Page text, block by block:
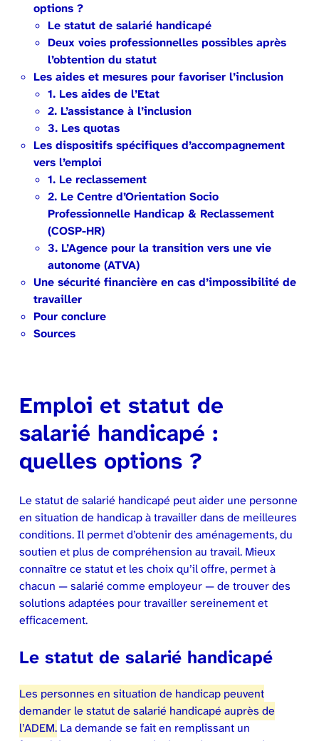
options ?
Le statut de salarié handicapé
Deux voies professionnelles possibles après
l’obtention du statut
Les aides et mesures pour favoriser l’inclusion
1. Les aides de l’Etat
2. L’assistance à l’inclusion
3. Les quotas
Les dispositifs spécifiques d’accompagnement
vers l’emploi
1. Le reclassement
2. Le Centre d’Orientation Socio
Professionnelle Handicap & Reclassement
(COSP-HR)
3. L’Agence pour la transition vers une vie
autonome (ATVA)
Une sécurité financière en cas d’impossibilité de
travailler
Pour conclure
Sources
Emploi et statut de
salarié handicapé :
quelles options ?
Le statut de salarié handicapé peut aider une personne
en situation de handicap à travailler dans de meilleures
conditions. Il permet d’obtenir des aménagements, du
soutien et plus de compréhension au travail. Mieux
connaître ce statut et les choix qu’il offre, permet à
chacun — salarié comme employeur — de trouver des
solutions adaptées pour travailler sereinement et
efficacement.
Le statut de salarié handicapé
Les personnes en situation de handicap peuvent
demander le statut de salarié handicapé auprès de
l’ADEM.La demande se fait en remplissant un